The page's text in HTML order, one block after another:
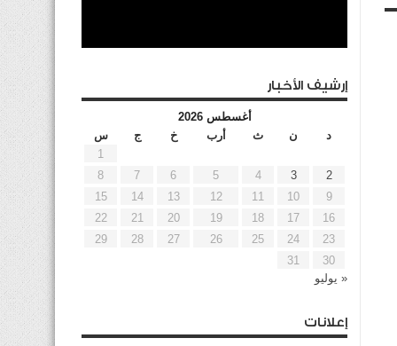
إرشيف الأخبار
أغسطس 2026
د
ن ث أرب خ ج
س
1
2
3
4
5
6
7
8
9
10
11
12
13
14
15
16
17
18
19
20
21
22
23
24
25
26
27
28
29
30
31
« يوليو
إعلانات